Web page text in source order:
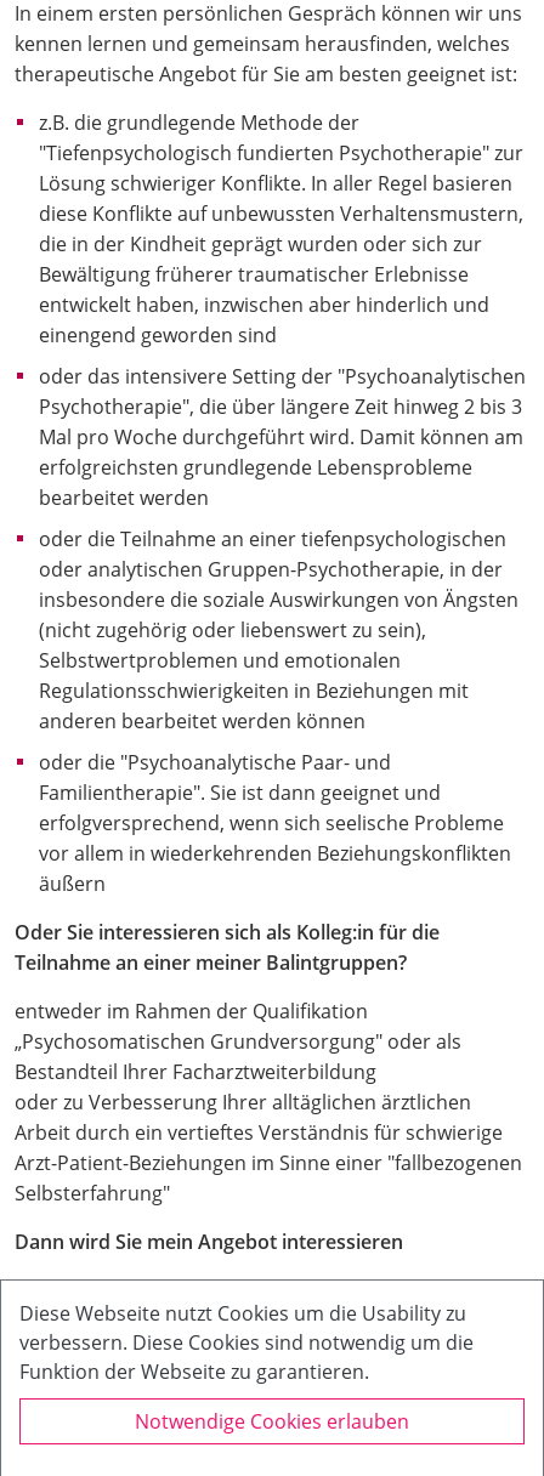
In einem ersten persönlichen Gespräch können wir uns
kennen lernen und gemeinsam herausfinden, welches
therapeutische Angebot für Sie am besten geeignet ist:
z.B. die grundlegende Methode der
"Tiefenpsychologisch fundierten Psychotherapie" zur
Lösung schwieriger Konflikte. In aller Regel basieren
diese Konflikte auf unbewussten Verhaltensmustern,
die in der Kindheit geprägt wurden oder sich zur
Bewältigung früherer traumatischer Erlebnisse
entwickelt haben, inzwischen aber hinderlich und
einengend geworden sind
oder das intensivere Setting der "Psychoanalytischen
Psychotherapie", die über längere Zeit hinweg 2 bis 3
Mal pro Woche durchgeführt wird. Damit können am
erfolgreichsten grundlegende Lebensprobleme
bearbeitet werden
oder die Teilnahme an einer tiefenpsychologischen
oder analytischen Gruppen-Psychotherapie, in der
insbesondere die soziale Auswirkungen von Ängsten
(nicht zugehörig oder liebenswert zu sein),
Selbstwertproblemen und emotionalen
Regulationsschwierigkeiten in Beziehungen mit
anderen bearbeitet werden können
oder die "Psychoanalytische Paar- und
Familientherapie". Sie ist dann geeignet und
erfolgversprechend, wenn sich seelische Probleme
vor allem in wiederkehrenden Beziehungskonflikten
äußern
Oder Sie interessieren sich als Kolleg:in für die
Teilnahme an einer meiner Balintgruppen?
entweder im Rahmen der Qualifikation
„Psychosomatischen Grundversorgung" oder als
Bestandteil Ihrer Facharztweiterbildung
oder zu Verbesserung Ihrer alltäglichen ärztlichen
Arbeit durch ein vertieftes Verständnis für schwierige
Arzt-Patient-Beziehungen im Sinne einer "fallbezogenen
Selbsterfahrung"
Dann wird Sie mein Angebot interessieren
Impressum|
Diese Webseite nutzt Cookies um die Usability zu
verbessern. Diese Cookies sind notwendig um die
Funktion der Webseite zu garantieren.
Notwendige Cookies erlauben
Diese Webseite nutzt Cookies um die Usability zu
verbessern. Diese Cookies sind notwendig um die
Funktion der Webseite zu garantieren.
Notwendige Cookies erlauben